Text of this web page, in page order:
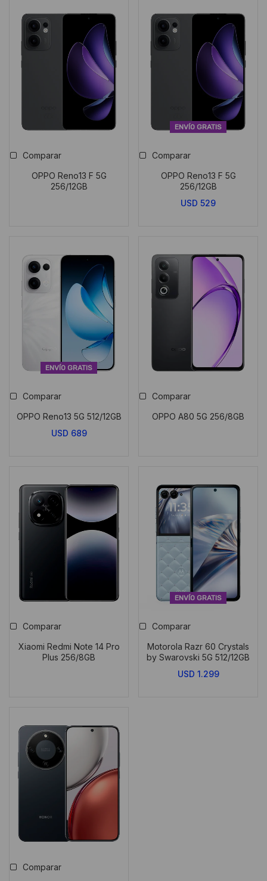
Comparar
OPPO Reno13 F 5G
256/12GB
ENVÍO GRATIS
Comparar
OPPO Reno13 F 5G
256/12GB
USD 529
ENVÍO GRATIS
Comparar
OPPO Reno13 5G 512/12GB
USD 689
Comparar
OPPO A80 5G 256/8GB
Comparar
Xiaomi Redmi Note 14 Pro
Plus 256/8GB
ENVÍO GRATIS
Comparar
Motorola Razr 60 Crystals
by Swarovski 5G 512/12GB
USD 1.299
Comparar